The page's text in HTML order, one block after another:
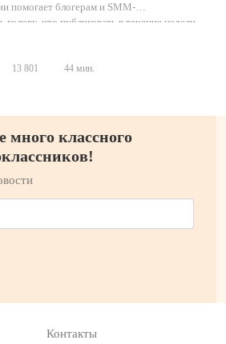
помогает блогерам и SMM-
голову, что публиковать в течение недели
13 801 44 мин.
много классного
Контакты